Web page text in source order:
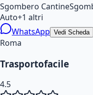
Sgombero Cantine
Auto+1 altri
WhatsApp Vedi Scheda
Roma
Trasportofacile
4.5